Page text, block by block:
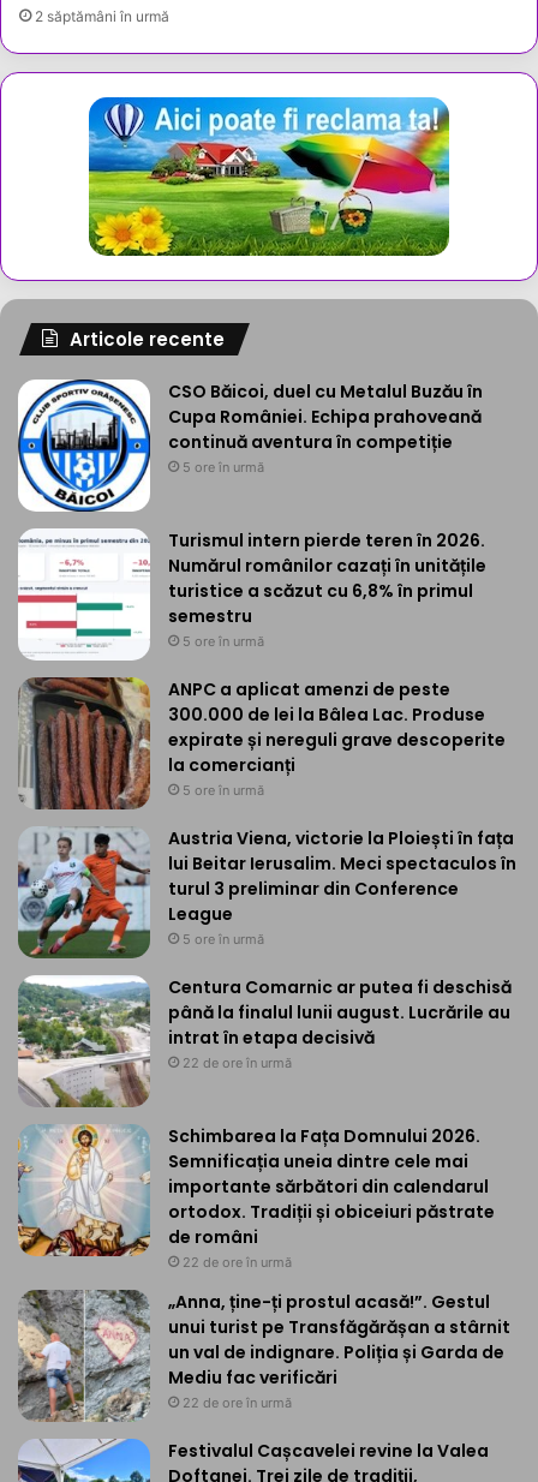
2 săptămâni în urmă
Articole recente
CSO Băicoi, duel cu Metalul Buzău în
Cupa României. Echipa prahoveană
continuă aventura în competiție
5 ore în urmă
Turismul intern pierde teren în 2026.
Numărul românilor cazați în unitățile
turistice a scăzut cu 6,8% în primul
semestru
5 ore în urmă
ANPC a aplicat amenzi de peste
300.000 de lei la Bâlea Lac. Produse
expirate și nereguli grave descoperite
la comercianți
5 ore în urmă
Austria Viena, victorie la Ploiești în fața
lui Beitar Ierusalim. Meci spectaculos în
turul 3 preliminar din Conference
League
5 ore în urmă
Centura Comarnic ar putea fi deschisă
până la finalul lunii august. Lucrările au
intrat în etapa decisivă
22 de ore în urmă
Schimbarea la Fața Domnului 2026.
Semnificația uneia dintre cele mai
importante sărbători din calendarul
ortodox. Tradiții și obiceiuri păstrate
de români
22 de ore în urmă
„Anna, ține-ți prostul acasă!”. Gestul
unui turist pe Transfăgărășan a stârnit
un val de indignare. Poliția și Garda de
Mediu fac verificări
22 de ore în urmă
Festivalul Cașcavelei revine la Valea
Doftanei. Trei zile de tradiții,